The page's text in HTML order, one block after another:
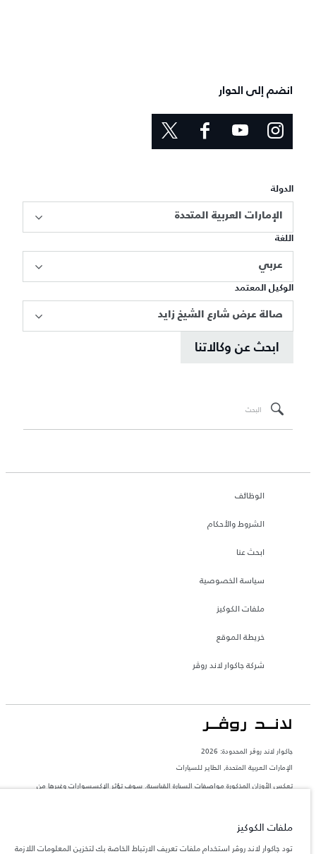
انضم إلى الحوار
الدولة
الإمارات العربية المتحدة
اللغة
عربي
الوكيل المعتمد
صالة عرض شارع الشيخ زايد
ابحث عن وكالاتنا
الوظائف
الشروط والأحكام
ابحث عنا
سياسة الخصوصية
ملفات الكوكيز
خريطة الموقع
شركة جاكوار لاند روڤر
جاكوار لاند روڨر المحدودة: 2026
الإمارات العربية المتحدة, الطاير للسيارات
تعكس الأوزان المذكورة مواصفات السيارة القياسية. سوف تؤثر الإكسسوارات وغيرها من
المعلومات والمواصفات والأسعار والألوان المذكورة على هذا الموقع قد تختلف من بلد إلى
ملفات الكوكيز
تود جاكوار لاند روڤر استخدام ملفات تعريف الارتباط الخاصة بك لتخزين المعلومات اللازمة